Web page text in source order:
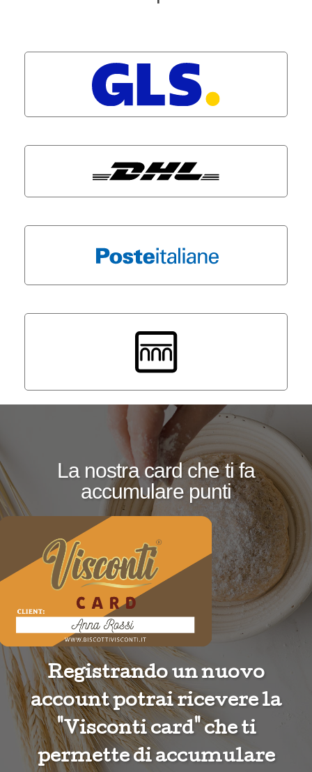
La nostra card che ti fa
accumulare punti
Registrando un nuovo
account potrai ricevere la
"Visconti card" che ti
permette di accumulare